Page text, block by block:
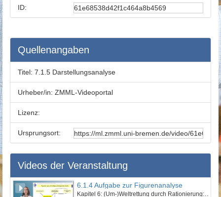
ID:
Quellenangaben
Titel: 7.1.5 Darstellungsanalyse
Urheber/in: ZMML-Videoportal
Lizenz:
Ursprungsort:
Videos der Veranstaltung
6.1.4 Aufgabe zur Figurenanalyse